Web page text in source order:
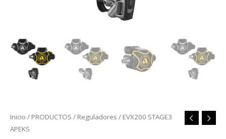
Inicio / PRODUCTOS / Reguladores / EVX200 STAGE3
APEKS